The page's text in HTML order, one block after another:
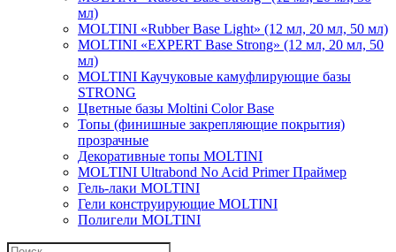
мл)
MOLTINI «Rubber Base Light» (12 мл, 20 мл, 50 мл)
MOLTINI «EXPERT Base Strong» (12 мл, 20 мл, 50
мл)
MOLTINI Каучуковые камуфлирующие базы
STRONG
Цветные базы Moltini Color Base
Топы (финишные закрепляющие покрытия)
прозрачные
Декоративные топы MOLTINI
MOLTINI Ultrabond No Acid Primer Праймер
Гель-лаки MOLTINI
Гели конструирующие MOLTINI
Полигели MOLTINI